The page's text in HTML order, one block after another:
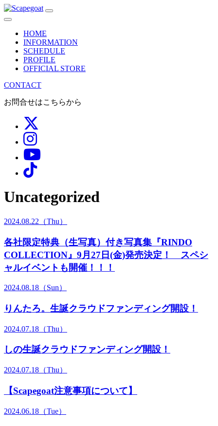
メ
ゲ
ー
HOME
INFORMATION
SCHEDULE
PROFILE
OFFICIAL STORE
CONTACT
お問合せはこちらから
Uncategorized
2024.08.22（Thu）
各社限定特典（生写真）付き写真集『RINDO
COLLECTION』9月27日(金)発売決定！ スペシ
ャルイベントも開催！！！
2024.08.18（Sun）
りんたろ。生誕クラウドファンディング開設！
2024.07.18（Thu）
しの生誕クラウドファンディング開設！
2024.07.18（Thu）
【Scapegoat注意事項について】
2024.06.18（Tue）